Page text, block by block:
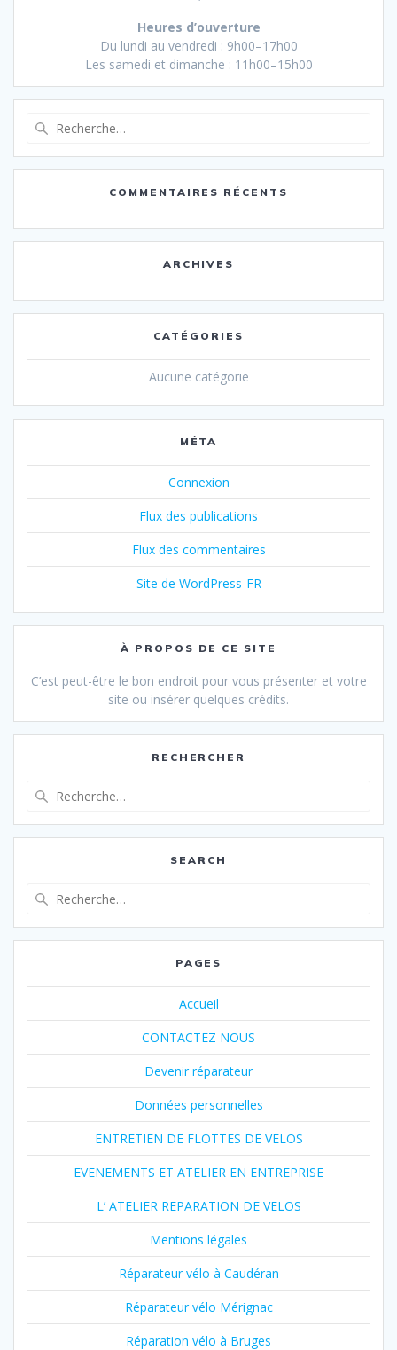
Heures d’ouverture
Du lundi au vendredi : 9h00–17h00
Les samedi et dimanche : 11h00–15h00
:
COMMENTAIRES RÉCENTS
ARCHIVES
CATÉGORIES
Aucune catégorie
MÉTA
Connexion
Flux des publications
Flux des commentaires
Site de WordPress-FR
À PROPOS DE CE SITE
C’est peut-être le bon endroit pour vous présenter et votre
site ou insérer quelques crédits.
RECHERCHER
:
SEARCH
:
PAGES
Accueil
CONTACTEZ NOUS
Devenir réparateur
Données personnelles
ENTRETIEN DE FLOTTES DE VELOS
EVENEMENTS ET ATELIER EN ENTREPRISE
L’ ATELIER REPARATION DE VELOS
Mentions légales
Réparateur vélo à Caudéran
Réparateur vélo Mérignac
Réparation vélo à Bruges